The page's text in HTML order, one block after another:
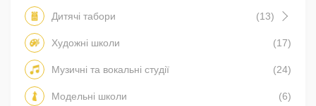
Дитячі табори (13)
Художні школи (17)
Музичні та вокальні студії (24)
Модельні школи (6)